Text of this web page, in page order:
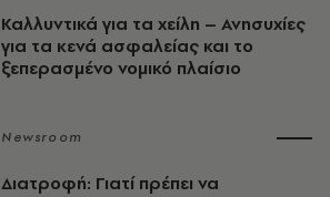
Καλλυντικά για τα χείλη – Ανησυχίες
για τα κενά ασφαλείας και το
ξεπερασμένο νομικό πλαίσιο
Newsroom
Διατροφή: Γιατί πρέπει να